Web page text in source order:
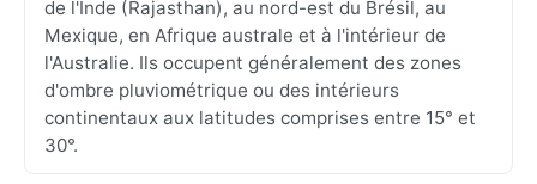
de l'Inde (Rajasthan), au nord-est du Brésil, au
Mexique, en Afrique australe et à l'intérieur de
l'Australie. Ils occupent généralement des zones
d'ombre pluviométrique ou des intérieurs
continentaux aux latitudes comprises entre 15° et
30°.